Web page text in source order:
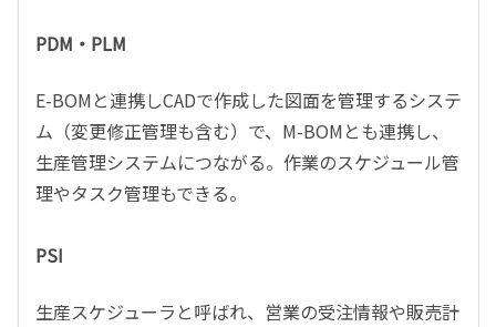
PDM・PLM
E-BOMと連携しCADで作成した図面を管理するシステ
ム（変更修正管理も含む）で、M-BOMとも連携し、
生産管理システムにつながる。作業のスケジュール管
理やタスク管理もできる。
PSI
生産スケジューラと呼ばれ、営業の受注情報や販売計